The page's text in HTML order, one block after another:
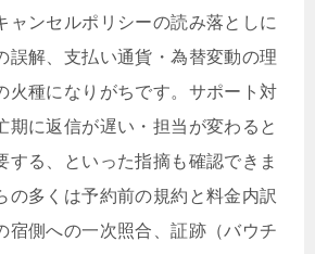
ャンセルポリシーの読み落としに
誤解、支払い通貨・為替変動の理
火種になりがちです。サポート対
期に返信が遅い・担当が変わると
する、といった指摘も確認できま
の多くは予約前の規約と料金内訳
宿側への一次照合、証跡（バウチ